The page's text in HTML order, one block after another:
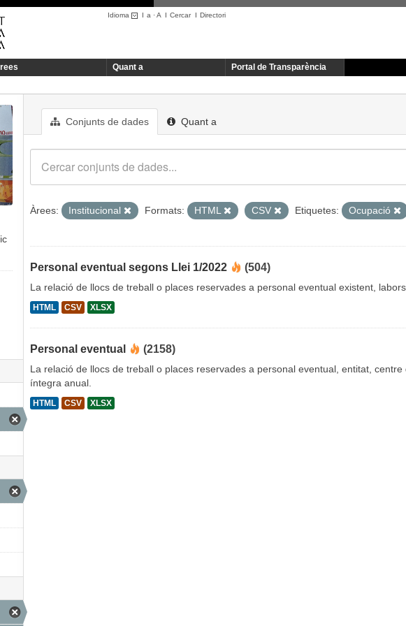
Idioma I a ·A I CercarI Directori
Quant a Portal de Transparència
Conjunts de dades Quant a
Àrees: Institucional Formats: HTML CSV Etiquetes: Ocupació
Personal eventual segons Llei 1/2022 (504)
La relació de llocs de treball o places reservades a personal eventual existent,
HTML CSV XLSX
Personal eventual (2158)
La relació de llocs de treball o places reservades a personal eventual, entitat,
íntegra anual.
HTML CSV XLSX